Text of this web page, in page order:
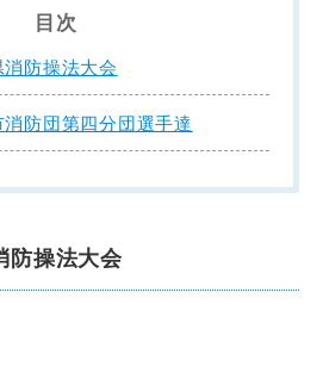
目次
防操法大会
防団第四分団選手達
防操法大会